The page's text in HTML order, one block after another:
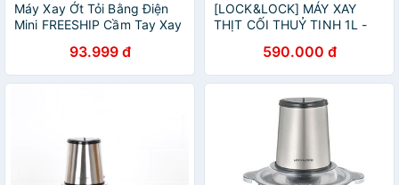
Máy Xay Ớt Tỏi Bằng Điện
Mini FREESHIP Cầm Tay Xay
93.999 đ
[LOCK&LOCK] MÁY XAY
THỊT CỐI THUỶ TINH 1L -
590.000 đ